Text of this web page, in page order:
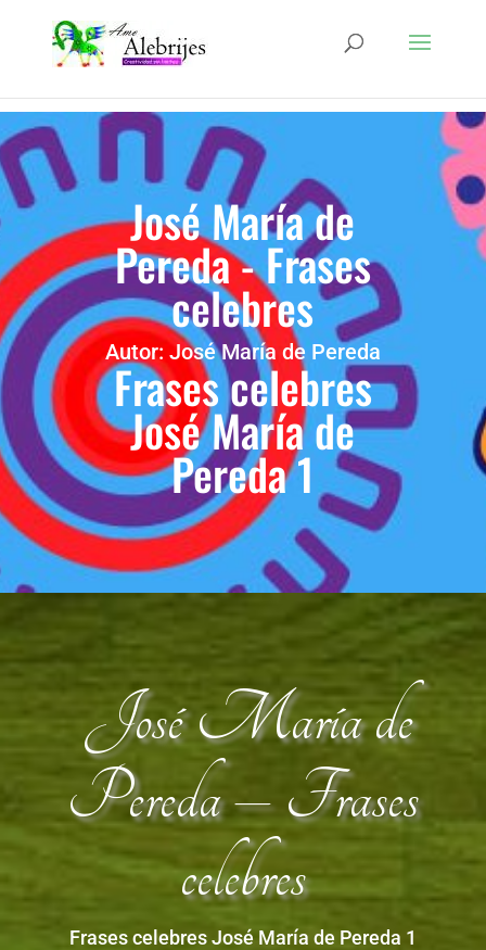
José María de
Pereda - Frases
celebres
Autor: José María de Pereda
Frases celebres
José María de
Pereda 1
José María de
Pereda – Frases
celebres
Frases celebres José María de Pereda 1